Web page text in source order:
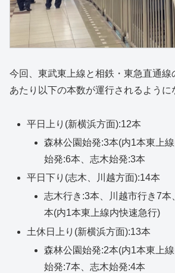
今回、東武東上線と相鉄・東急直通線
あたり以下の本数が運行されるように
平日上り(新横浜方面):12本
森林公園始発:3本(内1本東上
始発:6本、志木始発:3本
平日下り(志木、川越方面):14本
志木行き:3本、川越市行き7本
本(内1本東上線内快速急行)
土休日上り(新横浜方面):13本
森林公園始発:2本(内1本東上
始発:7本、志木始発:4本